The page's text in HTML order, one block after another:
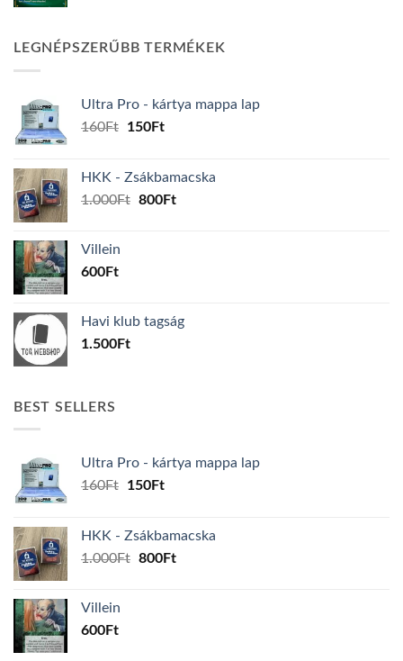
LEGNÉPSZERŰBB TERMÉKEK
Ultra Pro - kártya mappa lap
160Ft
Original
160Ft.
150FtCurrent
150Ft.
HKK - Zsákbamacska
1.000Ft Original
800FtCurrent
Villein
600Ft
Havi klub tagság
1.500Ft
BEST SELLERS
Ultra Pro - kártya mappa lap
160Ft
Original
160Ft.
150FtCurrent
150Ft.
HKK - Zsákbamacska
1.000Ft Original
800FtCurrent
Villein
600Ft